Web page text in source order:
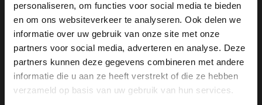
personaliseren, om functies voor social media te bieden
en om ons websiteverkeer te analyseren. Ook delen we
informatie over uw gebruik van onze site met onze
partners voor social media, adverteren en analyse. Deze
partners kunnen deze gegevens combineren met andere
informatie die u aan ze heeft verstrekt of die ze hebben
verzameld op basis van uw gebruik van hun services.
Muiltjeszijn helemaal terug van weggeweest! Op
dit moment zijn het misschien zelfs wel de meest
fashionable schoenen die je in je kast kun hebben
staan. Muiltjes stijlen, kan soms misschien wat
moeilijk zijn. Influencer Anneloes geeft ons een
flinke dosis aan inspiratie door haar muiltjes te
dragen met een oversized blouse en een paar
×
View this website in English?
It looks like your language isn't Dutch. Would
you like to switch to English?